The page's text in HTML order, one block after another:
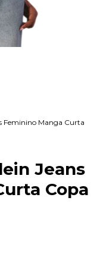
Feminino Manga Curta
Jeans
Copa